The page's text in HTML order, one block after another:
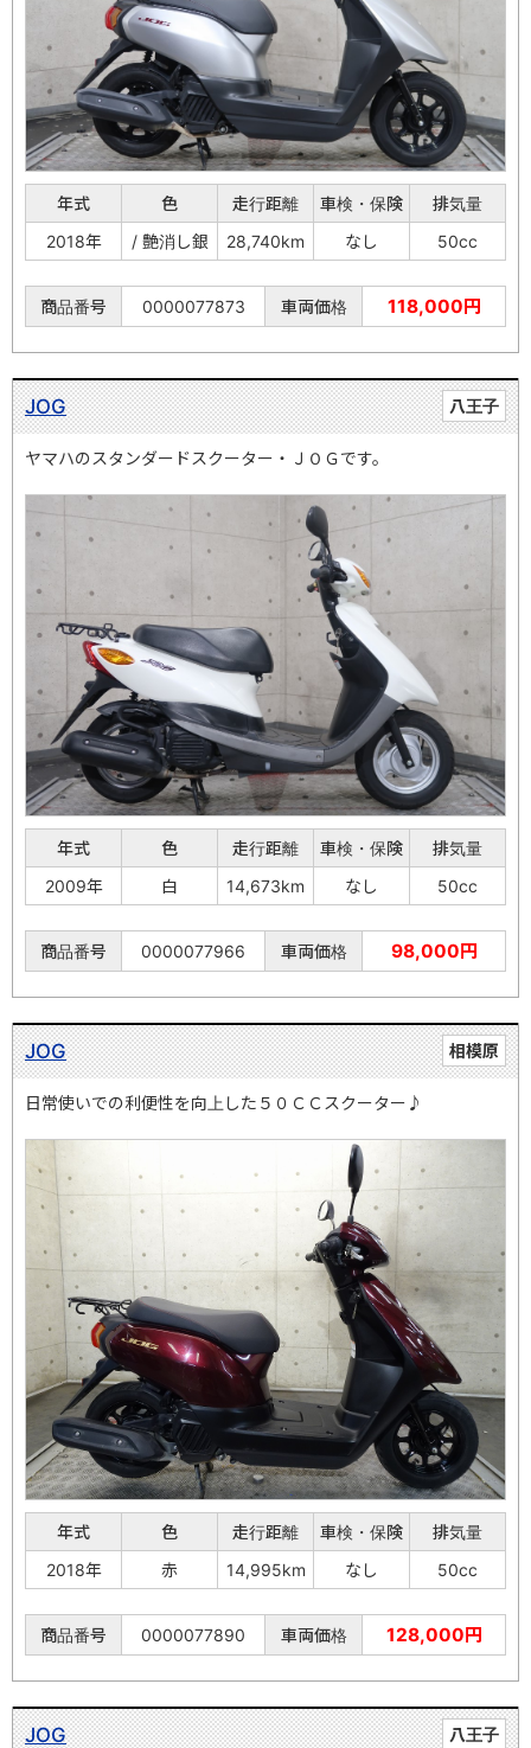
年式 色 走行距離 車検・保険
排気量
2018年
/ 艶消し銀 28,740km なし 50cc
商品番号 0000077873 車両価格 118,000円
八王子
JOG
ヤマハのスタンダードスクーター・ＪＯＧです。
年式 色 走行距離 車検・保険
排気量
2009年
白 14,673km なし 50cc
商品番号 0000077966 車両価格 98,000円
相模原
JOG
日常使いでの利便性を向上した５０ＣＣスクーター♪
年式 色 走行距離 車検・保険
排気量
2018年
赤 14,995km なし 50cc
商品番号 0000077890 車両価格 128,000円
八王子
JOG